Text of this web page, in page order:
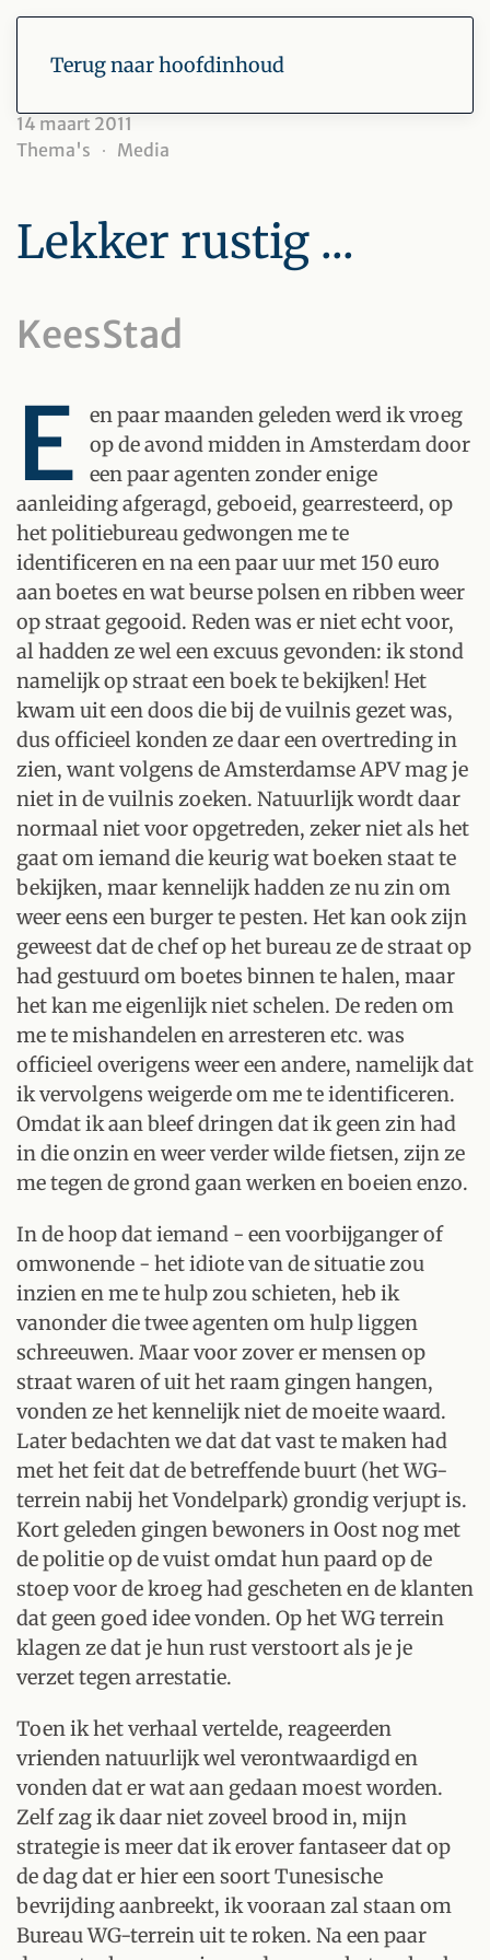
Terug naar hoofdinhoud
14 maart 2011
Thema's
Media
Lekker rustig ...
KeesStad
E
en paar maanden geleden werd ik vroeg
op de avond midden in Amsterdam door
een paar agenten zonder enige
aanleiding afgeragd, geboeid, gearresteerd, op
het politiebureau gedwongen me te
identificeren en na een paar uur met 150 euro
aan boetes en wat beurse polsen en ribben weer
op straat gegooid. Reden was er niet echt voor,
al hadden ze wel een excuus gevonden: ik stond
namelijk op straat een boek te bekijken! Het
kwam uit een doos die bij de vuilnis gezet was,
dus officieel konden ze daar een overtreding in
zien, want volgens de Amsterdamse APV mag je
niet in de vuilnis zoeken. Natuurlijk wordt daar
normaal niet voor opgetreden, zeker niet als het
gaat om iemand die keurig wat boeken staat te
bekijken, maar kennelijk hadden ze nu zin om
weer eens een burger te pesten. Het kan ook zijn
geweest dat de chef op het bureau ze de straat op
had gestuurd om boetes binnen te halen, maar
het kan me eigenlijk niet schelen. De reden om
me te mishandelen en arresteren etc. was
officieel overigens weer een andere, namelijk dat
ik vervolgens weigerde om me te identificeren.
Omdat ik aan bleef dringen dat ik geen zin had
in die onzin en weer verder wilde fietsen, zijn ze
me tegen de grond gaan werken en boeien enzo.
In de hoop dat iemand - een voorbijganger of
omwonende - het idiote van de situatie zou
inzien en me te hulp zou schieten, heb ik
vanonder die twee agenten om hulp liggen
schreeuwen. Maar voor zover er mensen op
straat waren of uit het raam gingen hangen,
vonden ze het kennelijk niet de moeite waard.
Later bedachten we dat dat vast te maken had
met het feit dat de betreffende buurt (het WG-
terrein nabij het Vondelpark) grondig verjupt is.
Kort geleden gingen bewoners in Oost nog met
de politie op de vuist omdat hun paard op de
stoep voor de kroeg had gescheten en de klanten
dat geen goed idee vonden. Op het WG terrein
klagen ze dat je hun rust verstoort als je je
verzet tegen arrestatie.
Toen ik het verhaal vertelde, reageerden
vrienden natuurlijk wel verontwaardigd en
vonden dat er wat aan gedaan moest worden.
Zelf zag ik daar niet zoveel brood in, mijn
strategie is meer dat ik erover fantaseer dat op
de dag dat er hier een soort Tunesische
bevrijding aanbreekt, ik vooraan zal staan om
Bureau WG-terrein uit te roken. Na een paar